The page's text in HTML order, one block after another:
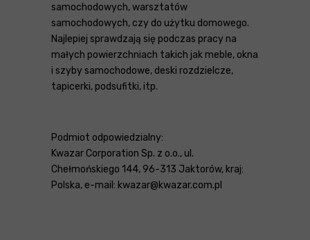
samochodowych, warsztatów
samochodowych, czy do użytku domowego.
Najlepiej sprawdzają się podczas pracy na
małych powierzchniach takich jak meble, okna
i szyby samochodowe, deski rozdzielcze,
tapicerki, podsufitki, itp.
Podmiot odpowiedzialny:
Kwazar Corporation Sp. z o.o., ul.
Chełmońskiego 144, 96-313 Jaktorów, kraj:
Polska, e-mail: kwazar@kwazar.com.pl